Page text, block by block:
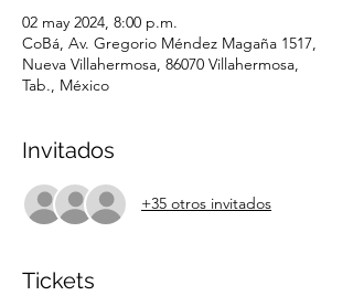
02 may 2024, 8:00 p.m.
CoBá, Av. Gregorio Méndez Magaña 1517,
Nueva Villahermosa, 86070 Villahermosa,
Tab., México
Invitados
+35 otros invitados
Tickets